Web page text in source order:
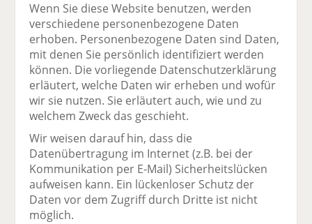
Wenn Sie diese Website benutzen, werden
verschiedene personenbezogene Daten
erhoben. Personenbezogene Daten sind Daten,
mit denen Sie persönlich identifiziert werden
können. Die vorliegende Datenschutzerklärung
erläutert, welche Daten wir erheben und wofür
wir sie nutzen. Sie erläutert auch, wie und zu
welchem Zweck das geschieht.
Wir weisen darauf hin, dass die
Datenübertragung im Internet (z.B. bei der
Kommunikation per E-Mail) Sicherheitslücken
aufweisen kann. Ein lückenloser Schutz der
Daten vor dem Zugriff durch Dritte ist nicht
möglich.